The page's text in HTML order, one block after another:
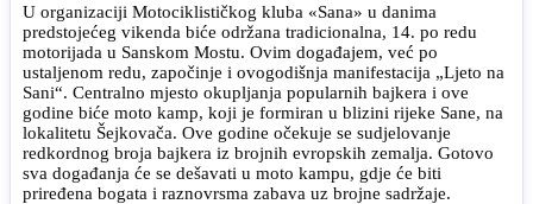
U organizaciji Motociklističkog kluba «Sana» u danima
predstojećeg vikenda biće održana tradicionalna, 14. po redu
motorijada u Sanskom Mostu. Ovim događajem, već po
ustaljenom redu, započinje i ovogodišnja manifestacija „Ljeto na
Sani“. Centralno mjesto okupljanja popularnih bajkera i ove
godine biće moto kamp, koji je formiran u blizini rijeke Sane, na
lokalitetu Šejkovača. Ove godine očekuje se sudjelovanje
redkordnog broja bajkera iz brojnih evropskih zemalja. Gotovo
sva događanja će se dešavati u moto kampu, gdje će biti
priređena bogata i raznovrsma zabava uz brojne sadržaje.